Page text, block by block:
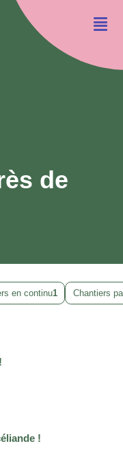
de
en continu1 Chantiers
!